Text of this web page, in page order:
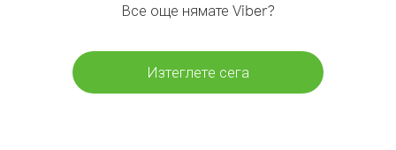
Все още нямате Viber?
Изтеглете сега